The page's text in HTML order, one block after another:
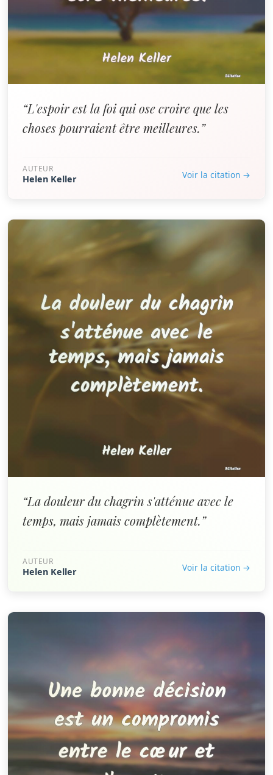
“L'espoir est la foi qui ose croire que les
choses pourraient être meilleures.”
AUTEUR
Helen Keller Voir la citation →
“La douleur du chagrin s'atténue avec le
temps, mais jamais complètement.”
AUTEUR
Helen Keller Voir la citation →